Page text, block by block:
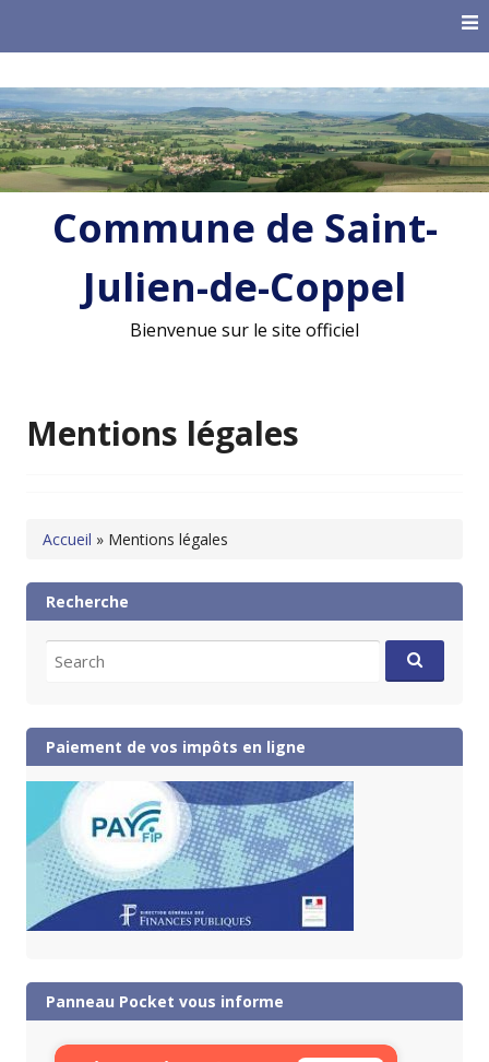
Commune de Saint-
Julien-de-Coppel
Bienvenue sur le site officiel
Mentions légales
Accueil » Mentions légales
Recherche
for:
Paiement de vos impôts en ligne
Panneau Pocket vous informe